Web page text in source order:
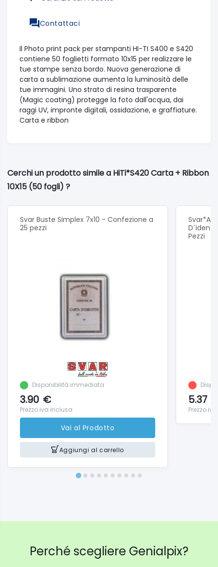
Contattaci
Il Photo print pack per stampanti HI-TI S400 e S420
contiene 50 foglietti formato 10x15 per realizzare le
tue stampe senza bordo. Nuova generazione di
carta a sublimazione aumenta la luminosità delle
tue immagini. Uno strato di resina trasparente
(Magic coating) protegge la foto dall'acqua, dai
raggi UV, impronte digitali, ossidazione, e graffiature.
Carta e ribbon
Cerchi un prodotto simile a HiTi*S420 Carta + Ribbon
10X15 (50 fogli) ?
Svar Buste Simplex 7x10 - Confezione a
25 pezzi
Disponibilità immediata
3.90 €
Prezzo iva inclusa
Vai al Prodotto
Aggiungi al carrello
Pezzi
5.37
Prezzo
Perché scegliere Genialpix?